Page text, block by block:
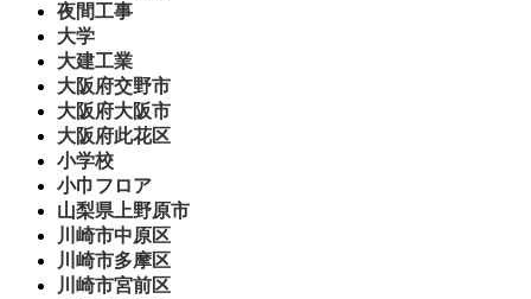
夜間工事
大学
大建工業
大阪府交野市
大阪府大阪市
大阪府此花区
小学校
小巾フロア
山梨県上野原市
川崎市中原区
川崎市多摩区
川崎市宮前区